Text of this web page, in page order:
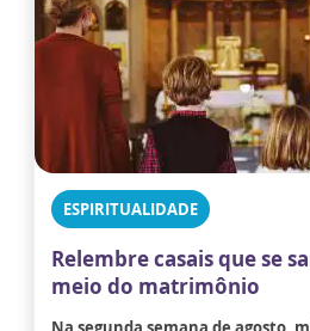
ESPIRITUALIDADE
Relembre casais que se
meio do matrimônio